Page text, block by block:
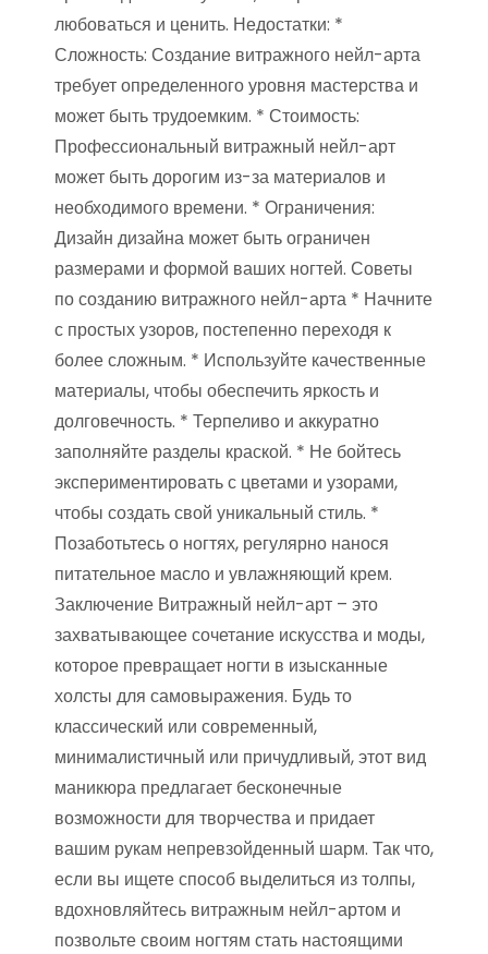
любоваться и ценить. Недостатки: *
Сложность: Создание витражного нейл-арта
требует определенного уровня мастерства и
может быть трудоемким. * Стоимость:
Профессиональный витражный нейл-арт
может быть дорогим из-за материалов и
необходимого времени. * Ограничения:
Дизайн дизайна может быть ограничен
размерами и формой ваших ногтей. Советы
по созданию витражного нейл-арта * Начните
с простых узоров, постепенно переходя к
более сложным. * Используйте качественные
материалы, чтобы обеспечить яркость и
долговечность. * Терпеливо и аккуратно
заполняйте разделы краской. * Не бойтесь
экспериментировать с цветами и узорами,
чтобы создать свой уникальный стиль. *
Позаботьтесь о ногтях, регулярно нанося
питательное масло и увлажняющий крем.
Заключение Витражный нейл-арт – это
захватывающее сочетание искусства и моды,
которое превращает ногти в изысканные
холсты для самовыражения. Будь то
классический или современный,
минималистичный или причудливый, этот вид
маникюра предлагает бесконечные
возможности для творчества и придает
вашим рукам непревзойденный шарм. Так что,
если вы ищете способ выделиться из толпы,
вдохновляйтесь витражным нейл-артом и
позвольте своим ногтям стать настоящими